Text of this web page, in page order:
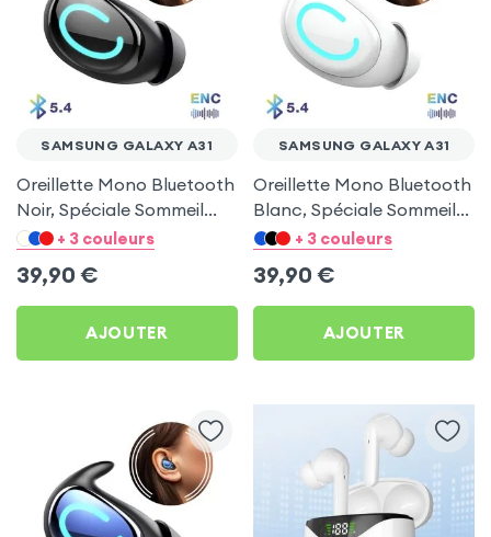
SAMSUNG GALAXY A31
Oreillette Mono Bluetooth
Noir, Spéciale Sommeil
pour Samsung Galaxy A31
+ 3 couleurs
39,90 €
AJOUTER
SAMSUNG GALAXY A31
Oreillette Mono Bluetooth
Blanc, Spéciale Sommeil
pour Samsung Galaxy A31
+ 3 couleurs
39,90 €
AJOUTER